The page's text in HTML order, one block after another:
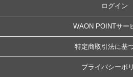
ログイン
WAON POINTサー
特定商取引法に基
プライバシーポ